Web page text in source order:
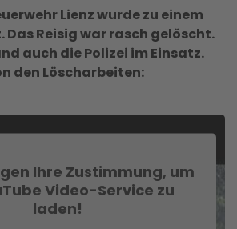
Lienz wurde zu einem
Reisig war rasch gelöscht.
auch die Polizei im Einsatz.
den Löscharbeiten:
Ihre Zustimmung, um
Video-Service zu
laden!